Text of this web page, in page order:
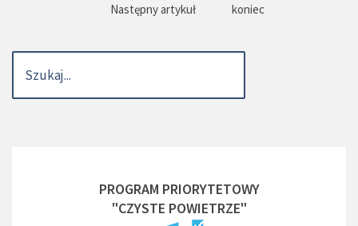
Następny artykuł koniec
PROGRAM PRIORYTETOWY
"CZYSTE POWIETRZE"